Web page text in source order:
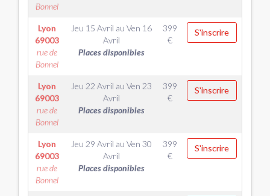
Bonnel
Lyon
69003
rue de
Bonnel
Jeu 15 Avril au Ven 16
Avril
Places disponibles
399
€
S'inscrire
Lyon
69003
rue de
Bonnel
Jeu 22 Avril au Ven 23
Avril
Places disponibles
399
€
S'inscrire
Lyon
69003
rue de
Bonnel
Jeu 29 Avril au Ven 30
Avril
Places disponibles
399
€
S'inscrire